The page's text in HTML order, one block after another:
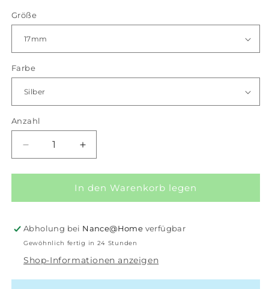
Größe
Farbe
Anzahl
Anzahl
Verringere
die
Menge
iXXXi-
„Smooth
White“.
Erhöhe
die
Menge
für
iXXXi-
„Smooth
White“.
In den Warenkorb legen
Abholung bei Nance@Home verfügbar
Gewöhnlich fertig in 24 Stunden
Shop-Informationen anzeigen